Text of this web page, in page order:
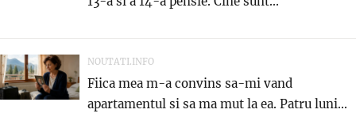
NOUTATI.INFO
Fiica mea m-a convins sa-mi vand
apartamentul si sa ma mut la ea. Patru luni...